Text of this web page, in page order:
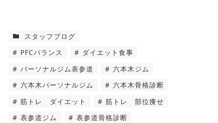
スタッフブログ
PFCバランス
ダイエット食事
パーソナルジム表参道
六本木ジム
六本木パーソナルジム
六本木骨格診断
筋トレ ダイエット
筋トレ 部位痩せ
表参道ジム
表参道骨格診断